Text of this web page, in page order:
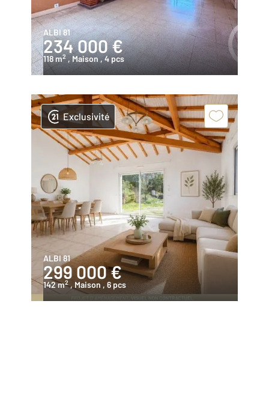
ALBI 81
234 000 €
118 m2 , Maison, 4 pcs
Exclusivité
ALBI 81
299 000 €
142 m2 , Maison , 6 pcs